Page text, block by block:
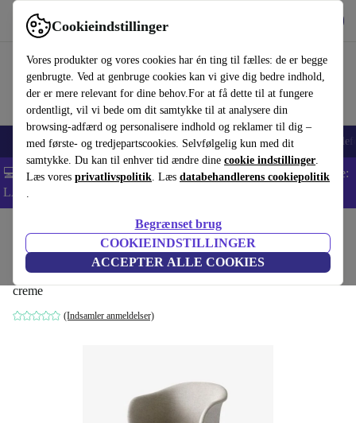
Cookieindstillinger
Vores produkter og vores cookies har én ting til fælles: de er begge
genbrugte. Ved at genbruge cookies kan vi give dig bedre indhold,
der er mere relevant for dine behov.For at få dette til at fungere
ordentligt, vil vi bede om dit samtykke til at analysere din
browsing-adfærd og personalisere indhold og reklamer til dig –
med første- og tredjepartscookies. Selvfølgelig kun med dit
samtykke. Du kan til enhver tid ændre dine cookie indstillinger.
Læs vores privatlivspolitik. Læs databehandlerens cookiepolitik
.
Begrænset brug
COOKIEINDSTILLINGER
ACCEPTER ALLE COOKIES
Brug refurbed hurtigt og nemt
Smartphones Bærbare Tablets Smartwatches Tilbehør
💻 Ekstra 5% rabat på alle MacBooks og bærbare computere - Kode:
LAPTOP5 -
Husholdning Møbler
Elefy JH31 lænestol træ creme
creme
(Indsamler anmeldelser)